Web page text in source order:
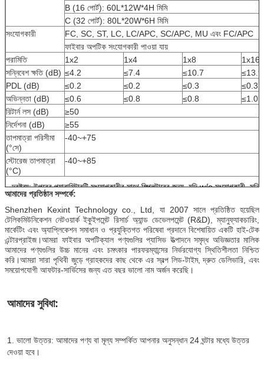
B (16 পোর্ট): 60L*12W*4H মিমি
C (32 পোর্ট): 80L*20W*6H মিমি
সংযোগকারী
FC, SC, ST, LC, LC/APC, SC/APC, MU এবং FC/APC
ফাইবার অপটিক সংযোগকারী পাওয়া যায়
পরামিতি
1x2 1x4 1x8
1x16
সন্নিবেশ ক্ষতি (dB) ≤4.2 ≤7.4 ≤10.7
≤13.9
PDL (dB)
≤0.2 ≤0.2 ≤0.3
≤0.3
অভিন্নতা (dB)
≤0.6 ≤0.8 ≤0.8
≤1.0
রিটার্ন লস (dB)
≥50
নির্দেশনা (dB)
≥55
তাপমাত্রা পরিসীমা
(°সে)
-40~+75
স্টোরেজ তাপমাত্রা
(°C)
-40~+85
দ্রষ্টব্য: উপরের প্যারামিটারটি সংযোগকারীর সাথে স্প্লিটারের জন্য, যদি w/o সংযোগকারী,
আমাদের প্রতিষ্ঠান সম্পর্কে:
Shenzhen Kexint Technology co., Ltd, যা 2007 সালে প্রতিষ্ঠিত হয়েছিল
টেলিকমিউনিকেশন নেটওয়ার্ক ইকুইপমেন্ট রিসার্চ অ্যান্ড ডেভেলপমেন্ট (R&D), ম্যানুফ্যাকচারিং,
মার্কেটিং এবং অ্যাপ্লিকেশন সমাধান ও প্রযুক্তিগত পরিষেবা প্রদানে বিশেষায়িত একটি হাই-টেক
এন্টারপ্রাইজ।আমরা ফাইবার অপটিক্যাল পণ্যগুলির প্যাসিভ উত্পাদনে সমৃদ্ধ অভিজ্ঞতার মালিক
আমাদের পণ্যগুলির উচ্চ মানের এবং চমৎকার পারফরম্যান্সের নির্ভরযোগ্য স্থিতিশীলতা নিশ্চিত
করি।আমরা সারা পৃথিবী জুড়ে গ্রাহকদের কাছ থেকে এর স্বল্প লিড-টাইম, দ্রুত ডেলিভারি, এবং
সময়োপযোগী আফটার-সার্ভিসের জন্য এত বছর ভালো নাম অর্জন করেছি।
আমাদের সুবিধা:
1. ভালো উত্তর: আমাদের পণ্য বা মূল্য সম্পর্কিত আপনার অনুসন্ধান 24 ঘন্টার মধ্যে উত্তর
দেওয়া হবে।